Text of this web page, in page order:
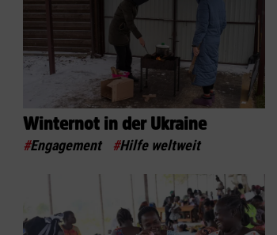
Winternot in der Ukraine
#Engagement #Hilfe weltweit